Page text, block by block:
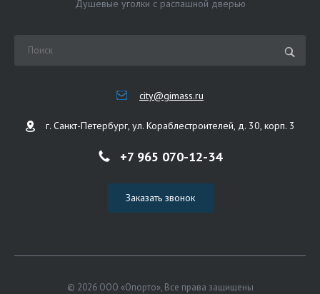
Душевые уголки с распашной дверью
city@gimass.ru
г. Санкт-Петербург, ул. Кораблестроителей, д. 30, корп. 3
+7 965 070-12-34
Заказать звонок
© 2026 ООО «Опорто», Все права защищены